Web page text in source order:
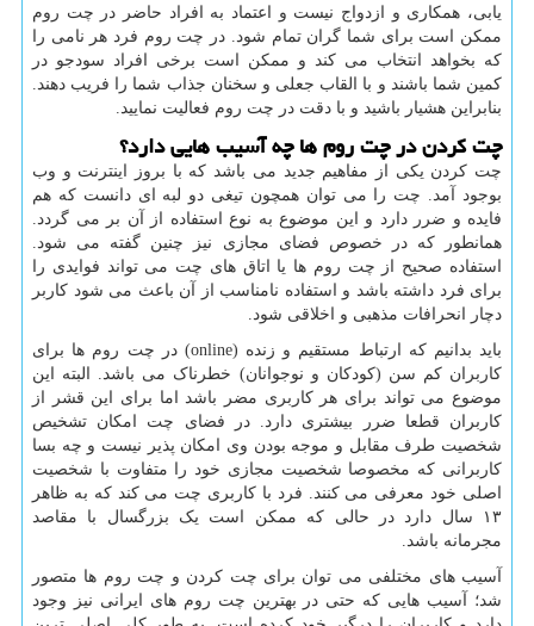
یابی، همکاری و ازدواج نیست و اعتماد به افراد حاضر در چت روم
ممکن است برای شما گران تمام شود. در چت روم فرد هر نامی را
که بخواهد انتخاب می کند و ممکن است برخی افراد سودجو در
کمین شما باشند و با القاب جعلی و سخنان جذاب شما را فریب دهند.
بنابراین هشیار باشید و با دقت در چت روم فعالیت نمایید
چت کردن در چت روم ها چه آسیب هایی دارد؟
چت کردن یکی از مفاهیم جدید می باشد که با بروز اینترنت و وب
بوجود آمد. چت را می توان همچون تیغی دو لبه ای دانست که هم
فایده و ضرر دارد و این موضوع به نوع استفاده از آن بر می گردد.
همانطور که در خصوص فضای مجازی نیز چنین گفته می شود.
استفاده صحیح از چت روم ها یا اتاق های چت می تواند فوایدی را
برای فرد داشته باشد و استفاده نامناسب از آن باعث می شود کاربر
دچار انحرافات مذهبی و اخلاقی شود
باید بدانیم که ارتباط مستقیم و زنده (online)
در چت روم ها برای
کاربران کم سن (کودکان و نوجوانان) خطرناک می باشد. البته این
موضوع می تواند برای هر کاربری مضر باشد اما برای این قشر از
کاربران قطعا ضرر بیشتری دارد. در فضای چت امکان تشخیص
شخصیت طرف مقابل و موجه بودن وی امکان پذیر نیست و چه بسا
کاربرانی که مخصوصا شخصیت مجازی خود را متفاوت با شخصیت
اصلی خود معرفی می کنند. فرد با کاربری چت می کند که به ظاهر
۱۳ سال دارد در حالی که ممکن است یک بزرگسال با مقاصد
مجرمانه باشد
آسیب های مختلفی می توان برای چت کردن و چت روم ها متصور
شد؛ آسیب هایی که حتی در بهترین چت روم های ایرانی نیز وجود